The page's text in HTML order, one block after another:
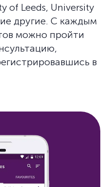
of Leeds, University
другие. С каждым
можно пройти
в